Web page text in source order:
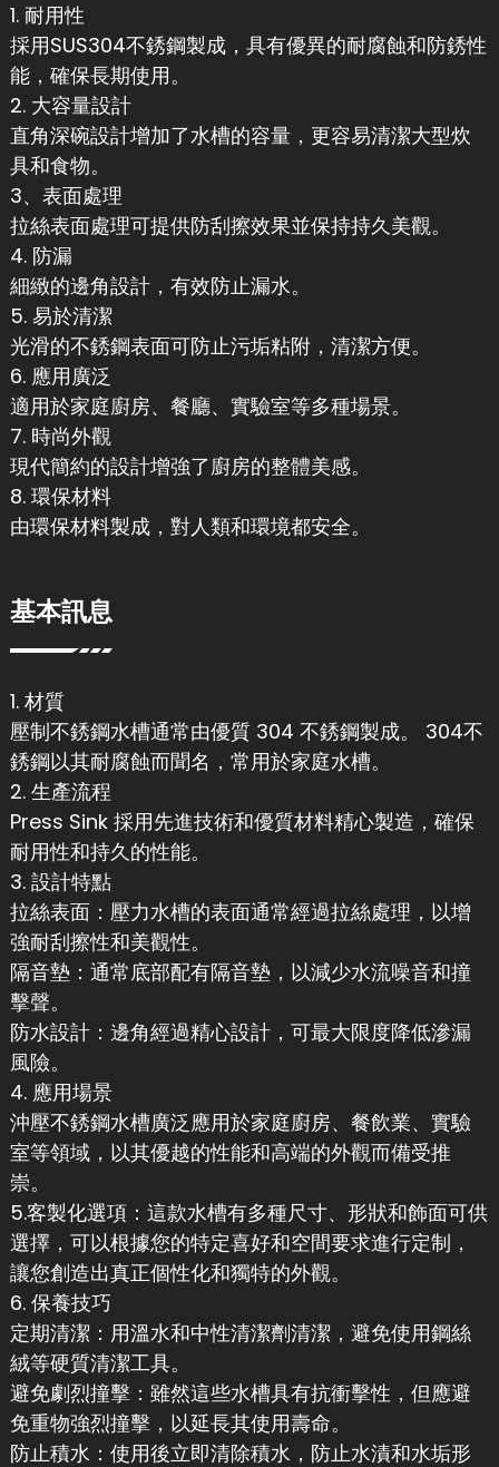
1. 耐用性
採用SUS304不銹鋼製成，具有優異的耐腐蝕和防銹性
能，確保長期使用。
2. 大容量設計
直角深碗設計增加了水槽的容量，更容易清潔大型炊
具和食物。
3、表面處理
拉絲表面處理可提供防刮擦效果並保持持久美觀。
4. 防漏
細緻的邊角設計，有效防止漏水。
5. 易於清潔
光滑的不銹鋼表面可防止污垢粘附，清潔方便。
6. 應用廣泛
適用於家庭廚房、餐廳、實驗室等多種場景。
7. 時尚外觀
現代簡約的設計增強了廚房的整體美感。
8. 環保材料
由環保材料製成，對人類和環境都安全。
基本訊息
1. 材質
壓制不銹鋼水槽通常由優質 304 不銹鋼製成。 304不
銹鋼以其耐腐蝕而聞名，常用於家庭水槽。
2. 生產流程
Press Sink 採用先進技術和優質材料精心製造，確保
耐用性和持久的性能。
3. 設計特點
拉絲表面：壓力水槽的表面通常經過拉絲處理，以增
強耐刮擦性和美觀性。
隔音墊：通常底部配有隔音墊，以減少水流噪音和撞
擊聲。
防水設計：邊角經過精心設計，可最大限度降低滲漏
風險。
4. 應用場景
沖壓不銹鋼水槽廣泛應用於家庭廚房、餐飲業、實驗
室等領域，以其優越的性能和高端的外觀而備受推
崇。
5.客製化選項：這款水槽有多種尺寸、形狀和飾面可供
選擇，可以根據您的特定喜好和空間要求進行定制，
讓您創造出真正個性化和獨特的外觀。
6. 保養技巧
定期清潔：用溫水和中性清潔劑清潔，避免使用鋼絲
絨等硬質清潔工具。
避免劇烈撞擊：雖然這些水槽具有抗衝擊性，但應避
免重物強烈撞擊，以延長其使用壽命。
防止積水：使用後立即清除積水，防止水漬和水垢形